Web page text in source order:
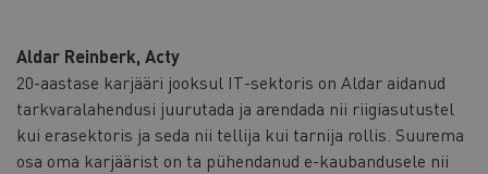
Aldar Reinberk, Acty
20-aastase karjääri jooksul IT-sektoris on Aldar aidanud
tarkvaralahendusi juurutada ja arendada nii riigiasutustel
kui erasektoris ja seda nii tellija kui tarnija rollis. Suurema
osa oma karjäärist on ta pühendanud e-kaubandusele nii